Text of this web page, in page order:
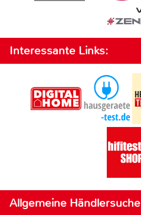
Interessante Links:
Allgemeine Händlersuche